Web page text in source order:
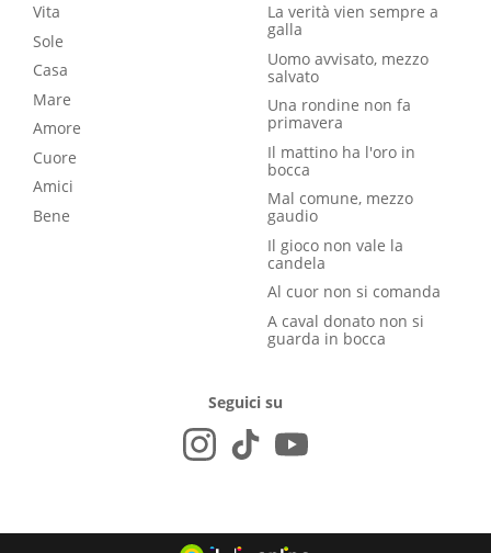
Vita
Sole
Casa
Mare
Amore
Cuore
Amici
Bene
La verità vien sempre a
galla
Uomo avvisato, mezzo
salvato
Una rondine non fa
primavera
Il mattino ha l'oro in
bocca
Mal comune, mezzo
gaudio
Il gioco non vale la
candela
Al cuor non si comanda
A caval donato non si
guarda in bocca
Seguici su